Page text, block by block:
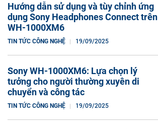
Hướng dẫn sử dụng và tùy chỉnh ứng
dụng Sony Headphones Connect trên
WH-1000XM6
TIN TỨC CÔNG NGHỆ 19/09/2025
Sony WH-1000XM6: Lựa chọn lý
tưởng cho người thường xuyên di
chuyển và công tác
TIN TỨC CÔNG NGHỆ 19/09/2025